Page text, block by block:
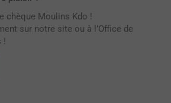
chèque Moulins Kdo !
sur notre site ou à l’Office de
!